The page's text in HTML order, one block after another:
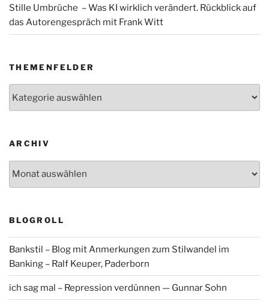
Stille Umbrüche – Was KI wirklich verändert. Rückblick auf
das Autorengespräch mit Frank Witt
THEMENFELDER
ARCHIV
BLOGROLL
Bankstil – Blog mit Anmerkungen zum Stilwandel im
Banking – Ralf Keuper, Paderborn
ich sag mal – Repression verdünnen — Gunnar Sohn